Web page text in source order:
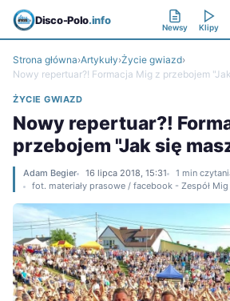
Disco-Polo.info
Newsy Klipy
Strona główna›Artykuły›Życie gwiazd›
Nowy repertuar?! Formacja Mig z przebojem
ŻYCIE GWIAZD
Nowy repertuar?!
przebojem "Jak się
Adam Begier 16 lipca 2018, 15:31
1 min
fot. materiały prasowe / facebook - Zespół Mig